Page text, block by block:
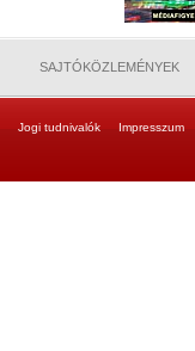
SAJTÓKÖZLEMÉNYEK
Jogi tudnivalók Impresszum